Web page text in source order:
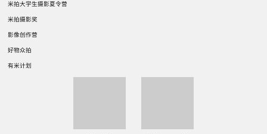
米拍大学生摄影夏令营
米拍摄影奖
影像创作营
好物众拍
有米计划